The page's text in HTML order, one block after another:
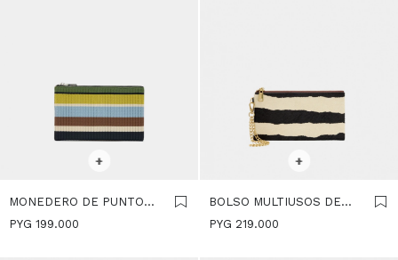
+
MONEDERO DE PUNTO
CON RAYAS - MULTICOLOR
PYG 199.000
+
BOLSO MULTIUSOS DE
PIEL CON CONTRASTE -
PYG 219.000